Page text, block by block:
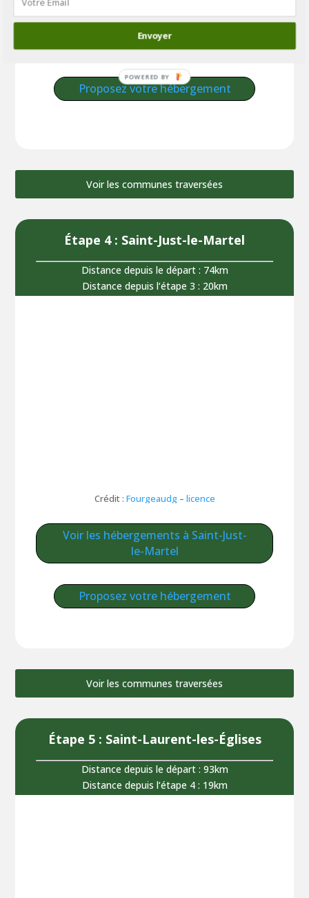
Voir les hébergements à Solignac
Proposez votre hébergement
Voir les communes traversées
Étape 4 : Saint-Just-le-Martel
Distance depuis le départ : 74km
Distance depuis l‘étape 3 : 20km
Crédit : Fourgeaudg– licence
Voir les hébergements à Saint-Just-
le-Martel
Proposez votre hébergement
Voir les communes traversées
Étape 5 : Saint-Laurent-les-Églises
Distance depuis le départ : 93km
Distance depuis l‘étape 4 : 19km
Envoyer